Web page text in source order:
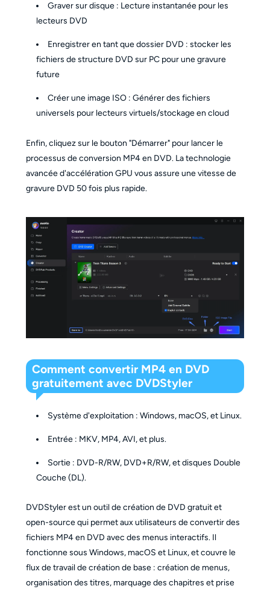
Graver sur disque : Lecture instantanée pour les
lecteurs DVD
Enregistrer en tant que dossier DVD : stocker les
fichiers de structure DVD sur PC pour une gravure
future
Créer une image ISO : Générer des fichiers
universels pour lecteurs virtuels/stockage en cloud
Enfin, cliquez sur le bouton "Démarrer" pour lancer le
processus de conversion MP4 en DVD. La technologie
avancée d'accélération GPU vous assure une vitesse de
gravure DVD 50 fois plus rapide.
Comment convertir MP4 en DVD
gratuitement avec DVDStyler
Système d'exploitation : Windows, macOS, et Linux.
Entrée : MKV, MP4, AVI, et plus.
Sortie : DVD-R/RW, DVD+R/RW, et disques Double
Couche (DL).
DVDStyler est un outil de création de DVD gratuit et
open-source qui permet aux utilisateurs de convertir des
fichiers MP4 en DVD avec des menus interactifs. Il
fonctionne sous Windows, macOS et Linux, et couvre le
flux de travail de création de base : création de menus,
organisation des titres, marquage des chapitres et prise